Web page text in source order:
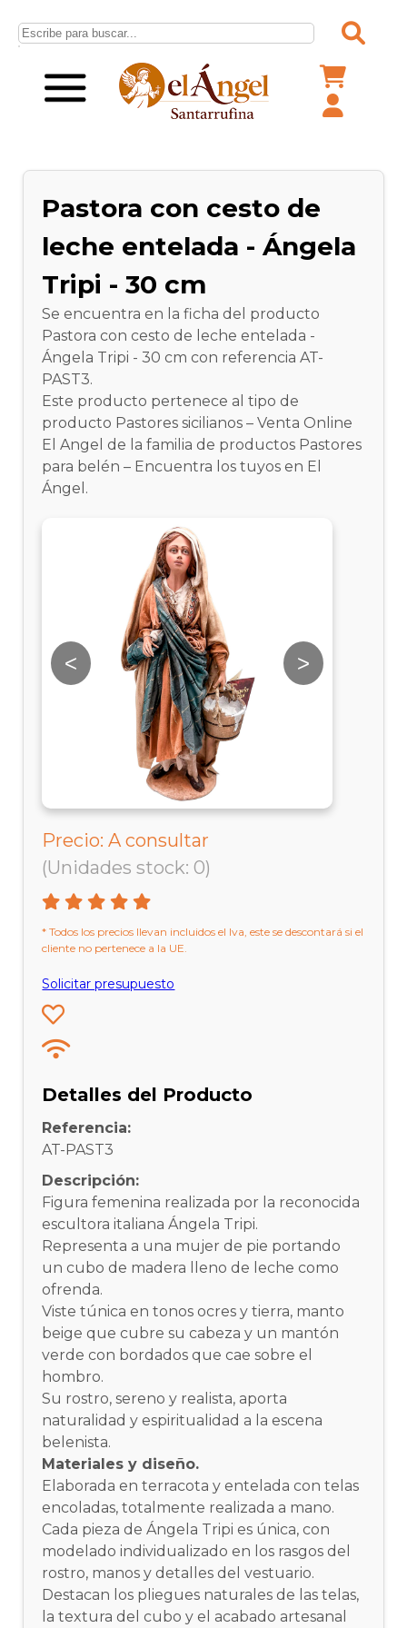
Pastora con cesto de
leche entelada - Ángela
Tripi - 30 cm
Se encuentra en la ficha del producto
Pastora con cesto de leche entelada -
Ángela Tripi - 30 cm con referencia AT-
PAST3.
Este producto pertenece al tipo de
producto Pastores sicilianos – Venta Online
El Angel de la familia de productos Pastores
para belén – Encuentra los tuyos en El
Ángel.
< >
Precio: A consultar
(Unidades stock: 0)
* Todos los precios llevan incluidos el Iva, este se descontará si el
cliente no pertenece a la UE.
Solicitar presupuesto
Detalles del Producto
Referencia:
AT-PAST3
Descripción:
Figura femenina realizada por la reconocida
escultora italiana Ángela Tripi.
Representa a una mujer de pie portando
un cubo de madera lleno de leche como
ofrenda.
Viste túnica en tonos ocres y tierra, manto
beige que cubre su cabeza y un mantón
verde con bordados que cae sobre el
hombro.
Su rostro, sereno y realista, aporta
naturalidad y espiritualidad a la escena
belenista.
Materiales y diseño.
Elaborada en terracota y entelada con telas
encoladas, totalmente realizada a mano.
Cada pieza de Ángela Tripi es única, con
modelado individualizado en los rasgos del
rostro, manos y detalles del vestuario.
Destacan los pliegues naturales de las telas,
la textura del cubo y el acabado artesanal